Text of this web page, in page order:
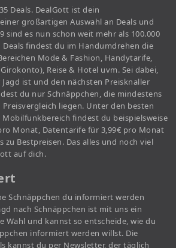
Deals. DealGott ist dein
großartigen Auswahl an Deals und
sind es nun schon weit mehr als 100.000
Deals findest du im Handumdrehen die
Mode & Fashion, Handytarife,
Reise & Hotel uvm. Sei dabei,
ist und den nächsten Preisknaller
du nur Schnäppchen, die mindestens
liegen. Unter den besten
Mobilfunkbereich findest du beispielsweise
Monat, Datentarife für 3,99€ pro Monat
zu Bestpreisen. Das alles und noch viel
auf dich.
Schnäppchen du informiert werden
nach Schnäppchen ist mit uns ein
Wahl und kannst so entscheide, wie du
informiert werden willst. Die
kannst du per Newsletter, der täglich